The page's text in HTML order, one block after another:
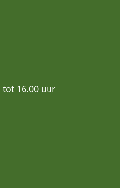
tot 16.00 uur